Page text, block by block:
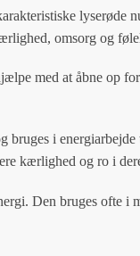
lyserøde
omsorg og
med at åbne op
bruges i
kærlighed og ro i
Den bruges ofte i